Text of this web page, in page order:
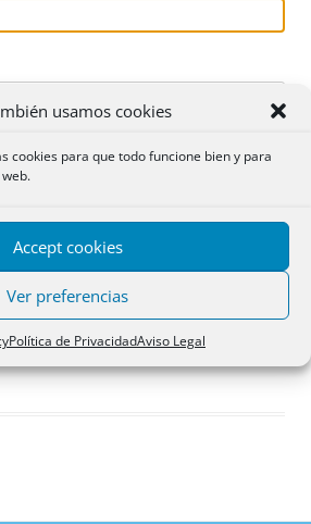
usamos cookies
cookies para que todo funcione bien y para
Accept cookies
Ver preferencias
Política de PrivacidadAviso Legal
contraseña?